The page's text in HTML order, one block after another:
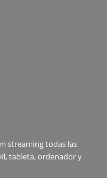
streaming todas las
tableta, ordenador y